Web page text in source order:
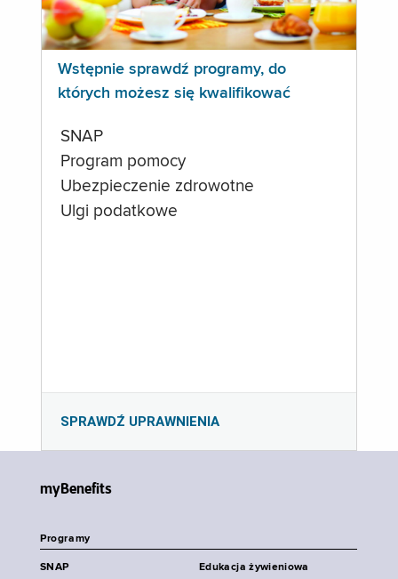
Wstępnie sprawdź programy, do
których możesz się kwalifikować
SNAP
Program pomocy
Ubezpieczenie zdrowotne
Ulgi podatkowe
SPRAWDŹ UPRAWNIENIA
myBenefits
Programy
SNAP Edukacja żywieniowa